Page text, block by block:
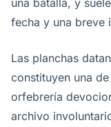
una batalla, y
fecha y una breve
Las planchas
constituyen una
orfebrería
archivo